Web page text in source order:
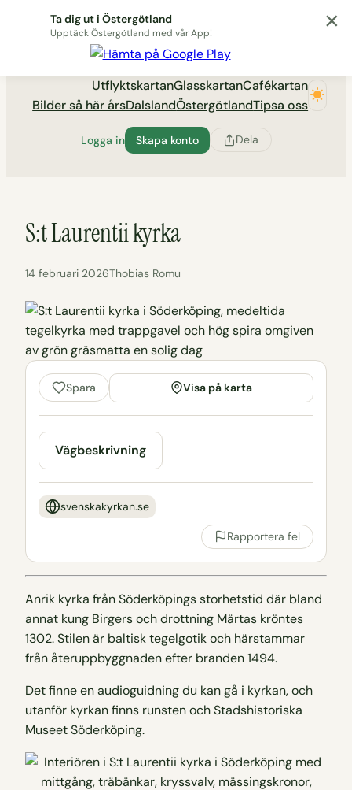
Utflyktsportalen tadigut.nu
UtflyktskartanGlasskartanCafékartan
Bilder så här årsDalslandÖstergötlandTipsa oss
Logga in Skapa konto Dela
S:t Laurentii kyrka
14 februari 2026Thobias Romu
Spara Visa på karta
Vägbeskrivning
svenskakyrkan.se
Rapportera fel
Anrik kyrka från Söderköpings storhetstid där bland
annat kung Birgers och drottning Märtas kröntes
1302. Stilen är baltisk tegelgotik och härstammar
från återuppbyggnaden efter branden 1494.
Det finne en audioguidning du kan gå i kyrkan, och
utanför kyrkan finns runsten och Stadshistoriska
Museet Söderköping.
Ta dig ut i Östergötland
Upptäck Östergötland med vår App! ×